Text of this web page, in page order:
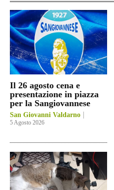
Il 26 agosto cena e
presentazione in piazza
per la Sangiovannese
San Giovanni Valdarno
5 Agosto 2026